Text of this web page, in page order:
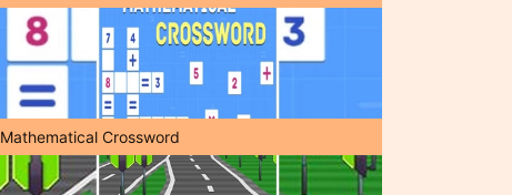
Mathematical Crossword